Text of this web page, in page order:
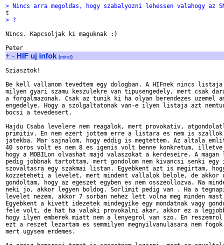
> Nincs arra megoldas, hogy szabalyozni lehessen valahogy az
> ?
Nincs. Kapcsoljak ki maguknak :)
+ - HIF uj infok (mind)
Sziasztok!
Be kell vallanom tevedtem egy dologban. A HIFnek nincs
milyen gyari szamu keszulekre van tipusengedely, mert csak
a forgalmazonak. Csak az tunik ki ha olyan berendezes uzemel
engedelye. Hogy a szolgaltatonak van-e ilyen listaja azt
bocsi a tevedesert.
Hajdu Csaba levelere nem reagalok, mert provokativ,
primitiv. En nem ezert jottem erre a listara es nem is szallok
jatekba. Mar sajnalom, hogy eddig is megtettem. Az altala
40 soros volt es nem 8 es igenis volt benne konkretum,
hogy a MOBILon olvashat majd valaszokat a kerdeseire. A
pedig jobbnak tartottam, mert gondolom nem kivancsi senki
szovaltasra egy szakmai listan. Egyebkent azt is megirtam,
kozzeteheti a levelet, mert mindent vallalok belole, de akkor
gondoltam, hogy az egeszet egyben es nem osszeollozva. Na
neki jo, akkor legyen boldog. Sorlimit pedig van . Ha a
levelet nezem, akkor 7 sorban nehez lett volna meg minden
Egyebkent a kivett idezetek mindegyike egy mondatnak vagy
fele volt, de hat ha valaki provokalni akar, akkor ez a
hogy ilyen emberek miatt nem a lenyegrol van szo. En reszemrol
ezt a reszet lezartam es semmilyen megnyilvanulasara nem
mert ugysem erdemes.